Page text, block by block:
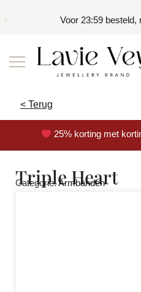
Voor 23:59 besteld,
< Terug
25% korting met
Triple Heart
Categorie:Armbanden